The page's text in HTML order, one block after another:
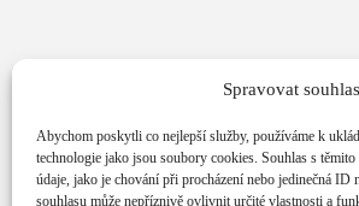
Spravovat
Abychom poskytli co nejlepší služby, používáme k
technologie jako jsou soubory cookies. Souhlas s
údaje, jako je chování při procházení nebo jedinečná
souhlasu může nepříznivě ovlivnit určité vlastnosti a